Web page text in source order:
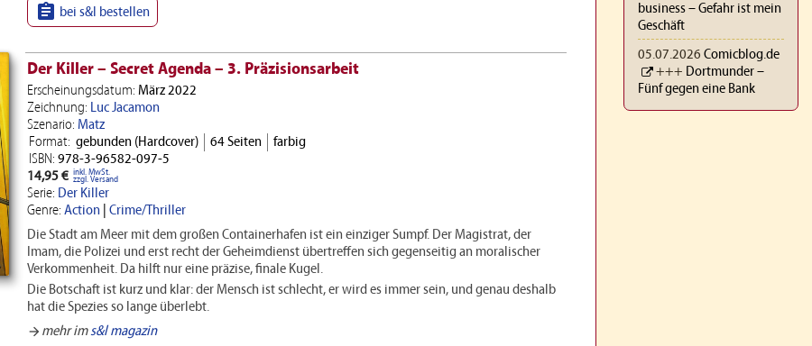
 bei s&l bestellen
Der Killer – Secret Agenda – 3. Präzisionsarbeit
Erscheinungsdatum: März 2022
Zeichnung: Luc Jacamon
Szenario: Matz
Format: gebunden (Hardcover) 64 Seiten
farbig
ISBN: 978-3-96582-097-5
14,95 € inkl. MwSt.
zzgl. Versand
Serie: Der Killer
Genre: Action
Crime/Thriller
Die Stadt am Meer mit dem großen Containerhafen ist ein einziger Sumpf. Der Magistrat, der
Imam, die Polizei und erst recht der Geheimdienst übertreffen sich gegenseitig an moralischer
Verkommenheit. Da hilft nur eine präzise, finale Kugel.
Die Botschaft ist kurz und klar: der Mensch ist schlecht, er wird es immer sein, und genau deshalb
hat die Spezies so lange überlebt.
arrow_forward mehr ims&l magazin
business – Gefahr ist mein
Geschäft
05.07.2026 Comicblog.de
+++ Dortmunder –
Fünf gegen eine Bank